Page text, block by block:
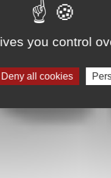
you control
Deny all cookies